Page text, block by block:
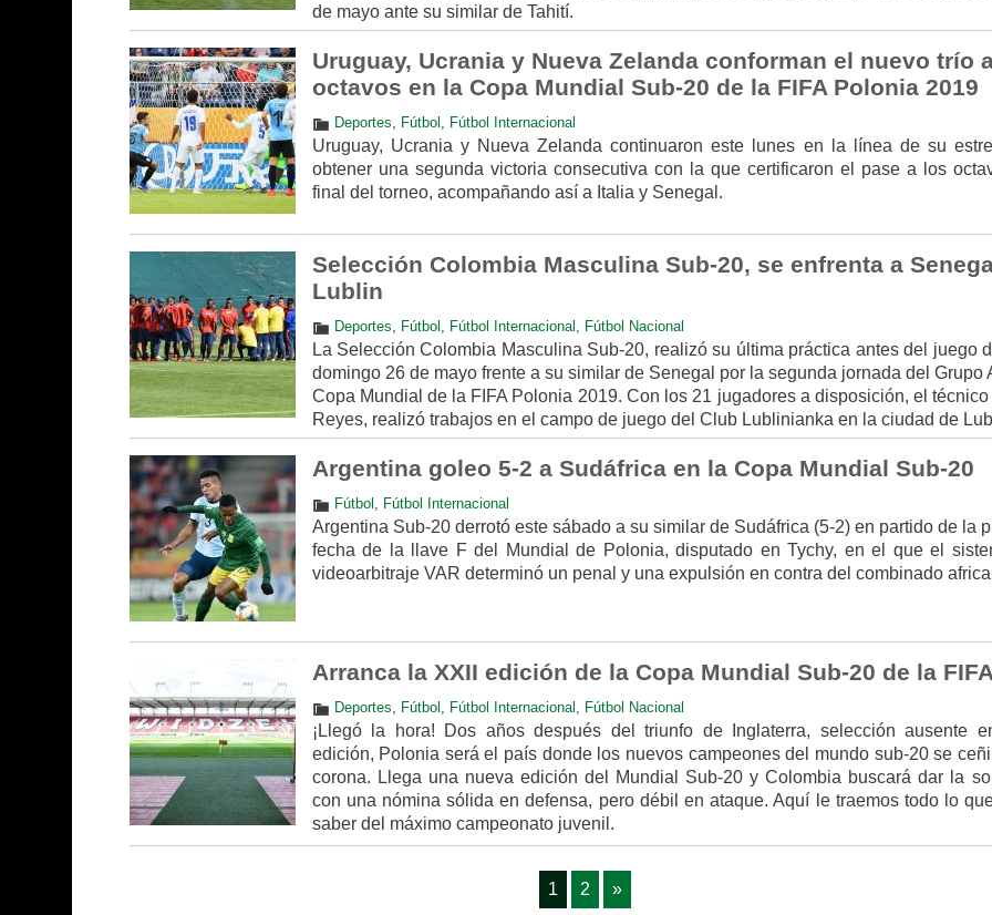
de mayo ante su similar de Tahití.
Uruguay, Ucrania y Nueva Zelanda conforman el nuevo trío
octavos en la Copa Mundial Sub-20 de la FIFA Polonia 2019
Deportes, Fútbol , Fútbol Internacional
Uruguay, Ucrania y Nueva Zelanda continuaron este lunes en la línea de su
obtener una segunda victoria consecutiva con la que certificaron el pase a los
final del torneo, acompañando así a Italia y Senegal.
Selección Colombia Masculina Sub-20, se enfrenta a
Lublin
Deportes, Fútbol , Fútbol Internacional , Fútbol Nacional
La Selección Colombia Masculina Sub-20, realizó su última práctica antes del juego
domingo 26 de mayo frente a su similar de Senegal por la segunda jornada del Grupo
Copa Mundial de la FIFA Polonia 2019. Con los 21 jugadores a disposición, el técnico
Reyes, realizó trabajos en el campo de juego del Club Lublinianka en la ciudad de
Argentina goleo 5-2 a Sudáfrica en la Copa Mundial Sub-20
Fútbol , Fútbol Internacional
Argentina Sub-20 derrotó este sábado a su similar de Sudáfrica (5-2) en partido de la
fecha de la llave F del Mundial de Polonia, disputado en Tychy, en el que el
videoarbitraje VAR determinó un penal y una expulsión en contra del combinado
Arranca la XXII edición de la Copa Mundial Sub-20 de la FIFA
Deportes, Fútbol , Fútbol Internacional , Fútbol Nacional
¡Llegó la hora! Dos años después del triunfo de Inglaterra, selección ausente
edición, Polonia será el país donde los nuevos campeones del mundo sub-20 se
corona. Llega una nueva edición del Mundial Sub-20 y Colombia buscará dar la
con una nómina sólida en defensa, pero débil en ataque. Aquí le traemos todo lo
saber del máximo campeonato juvenil.
1 2 »